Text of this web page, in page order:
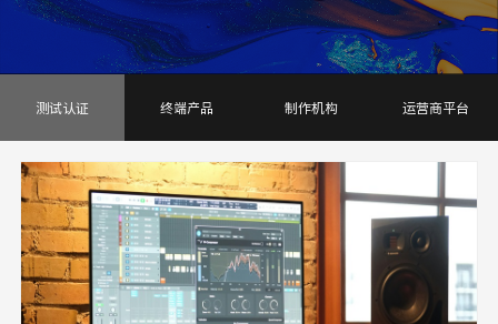
测试认证 终端产品 制作机构 运营商平台